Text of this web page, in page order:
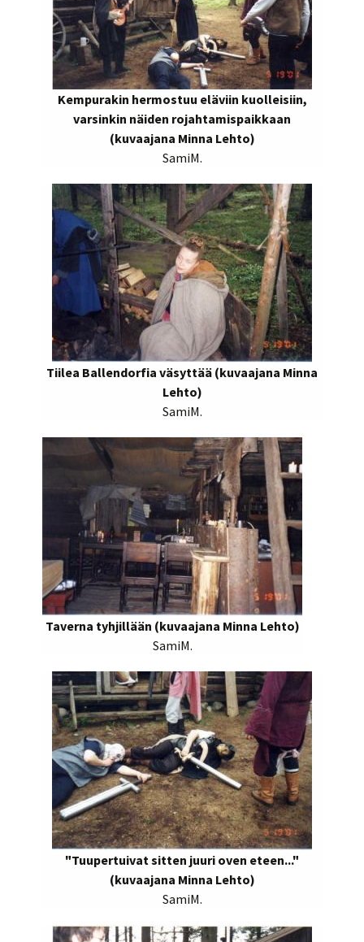
Kempurakin hermostuu eläviin kuolleisiin,
varsinkin näiden rojahtamispaikkaan
(kuvaajana Minna Lehto)
SamiM.
Tiilea Ballendorfia väsyttää (kuvaajana Minna
Lehto)
SamiM.
Taverna tyhjillään (kuvaajana Minna Lehto)
SamiM.
"Tuupertuivat sitten juuri oven eteen..."
(kuvaajana Minna Lehto)
SamiM.